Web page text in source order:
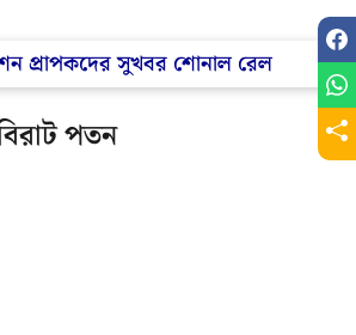
প্রাপকদের সুখবর শোনাল রেল
পতন